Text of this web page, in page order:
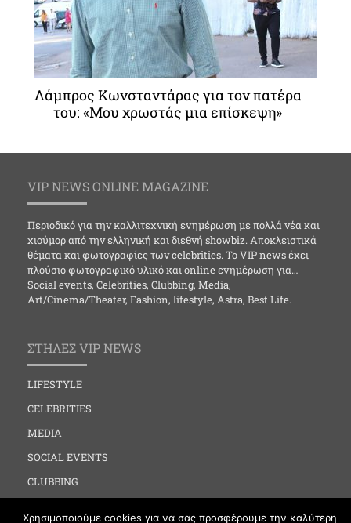
Λάμπρος Κωνσταντάρας για τον πατέρα
του: «Μου χρωστάς μια επίσκεψη»
VIP NEWS ONLINE MAGAZINE
Περιοδικό για την καλλιτεχνική ενημέρωση με πολλά νέα και
χιούμορ από την ελληνική και διεθνή showbiz. Αποκλειστικά
θέματα και φωτογραφίες των celebrities. Το VIP news έχει
πλούσιο φωτογραφικό υλικό και online ενημέρωση για…
Social events, Celebrities, Clubbing, Media,
Art/Cinema/Theater, Fashion, lifestyle, Astra, Best Life.
ΣΤΗΛΕΣ VIP NEWS
LIFESTYLE
CELEBRITIES
MEDIA
SOCIAL EVENTS
CLUBBING
Χρησιμοποιούμε cookies για να σας προσφέρουμε την καλύτερη